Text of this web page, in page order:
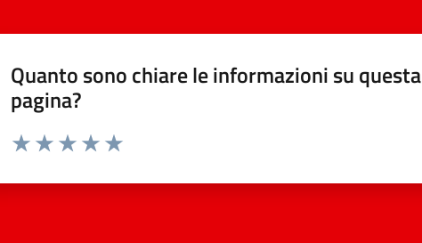
Quanto sono chiare le informazioni su questa
pagina?
Valuta da 1 a 5 stelle la pagina